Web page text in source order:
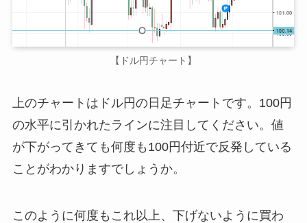
【ドル円チャート】
上のチャートはドル円の日足チャートです。100円
の水平に引かれたラインに注目してください。値
が下がってきても何度も100円付近で反発している
ことがわかりますでしょうか。
このように何度もこれ以上、下げないように買わ